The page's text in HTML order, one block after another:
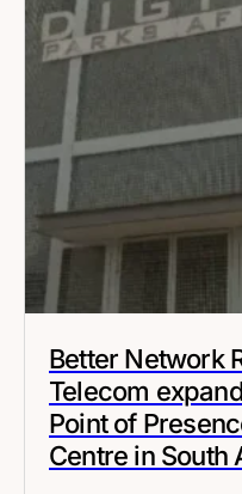
Better Network
Telecom
Point of
Centre in South